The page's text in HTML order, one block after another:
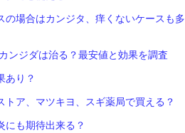
の場合はカンジタ、痒くないケースも多
ンジダは治る？最安値と効果を調査
あり？
ア、マツキヨ、スギ薬局で買える？
にも期待出来る？